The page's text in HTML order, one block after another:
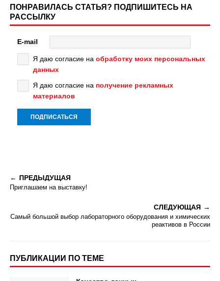
ПОНРАВИЛАСЬ СТАТЬЯ? ПОДПИШИТЕСЬ НА
РАССЫЛКУ
E-mail
Я даю согласие на обработку моих персональных
данных
Я даю согласие на получение рекламных
материалов
ПРЕДЫДУЩАЯ
Приглашаем на выставку!
СЛЕДУЮЩАЯ
Самый большой выбор лабораторного оборудования и химических
реактивов в России
ПУБЛИКАЦИИ ПО ТЕМЕ